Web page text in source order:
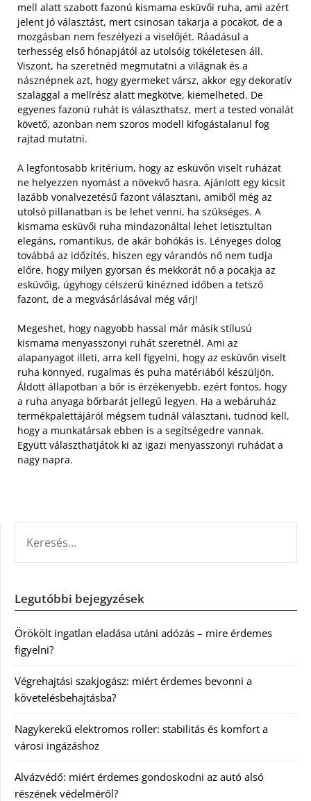
mell alatt szabott fazonú kismama esküvői ruha, ami azért
jelent jó választást, mert csinosan takarja a pocakot, de a
mozgásban nem feszélyezi a viselőjét. Ráadásul a
terhesség első hónapjától az utolsóig tökéletesen áll.
Viszont, ha szeretnéd megmutatni a világnak és a
násznépnek azt, hogy gyermeket vársz, akkor egy dekoratív
szalaggal a mellrész alatt megkötve, kiemelheted. De
egyenes fazonú ruhát is választhatsz, mert a tested vonalát
követő, azonban nem szoros modell kifogástalanul fog
rajtad mutatni.
A legfontosabb kritérium, hogy az esküvőn viselt ruházat
ne helyezzen nyomást a növekvő hasra. Ajánlott egy kicsit
lazább vonalvezetésű fazont választani, amiből még az
utolsó pillanatban is be lehet venni, ha szükséges. A
kismama esküvői ruha mindazonáltal lehet letisztultan
elegáns, romantikus, de akár bohókás is. Lényeges dolog
továbbá az időzítés, hiszen egy várandós nő nem tudja
előre, hogy milyen gyorsan és mekkorát nő a pocakja az
esküvőig, úgyhogy célszerű kinézned időben a tetsző
fazont, de a megvásárlásával még várj!
Megeshet, hogy nagyobb hassal már másik stílusú
kismama menyasszonyi ruhát szeretnél. Ami az
alapanyagot illeti, arra kell figyelni, hogy az esküvőn viselt
ruha könnyed, rugalmas és puha matériából készüljön.
Áldott állapotban a bőr is érzékenyebb, ezért fontos, hogy
a ruha anyaga bőrbarát jellegű legyen. Ha a webáruház
termékpalettájáról mégsem tudnál választani, tudnod kell,
hogy a munkatársak ebben is a segítségedre vannak.
Együtt választhatjátok ki az igazi menyasszonyi ruhádat a
nagy napra.
Legutóbbi bejegyzések
Örökölt ingatlan eladása utáni adózás – mire érdemes
figyelni?
Végrehajtási szakjogász: miért érdemes bevonni a
követelésbehajtásba?
Nagykerekű elektromos roller: stabilitás és komfort a
városi ingázáshoz
Alvázvédő: miért érdemes gondoskodni az autó alsó
részének védelméről?